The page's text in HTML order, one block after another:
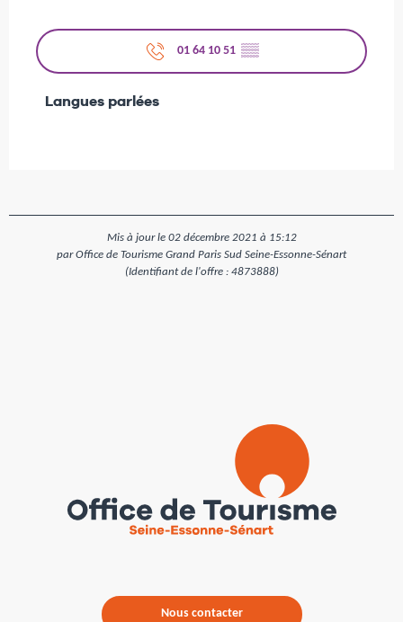
01 64 10 51 ▒▒
Langues parlées
Langues parlées
Mis à jour le 02 décembre 2021 à 15:12
par Office de Tourisme Grand Paris Sud Seine-Essonne-Sénart
(Identifiant de l'offre : 4873888)
Nous contacter